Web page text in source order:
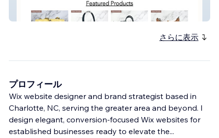
RetailReviver
さらに表示
プロフィール
Wix website designer and brand strategist based in
Charlotte, NC, serving the greater area and beyond. I
design elegant, conversion‑focused Wix websites for
established businesses ready to elevate the...